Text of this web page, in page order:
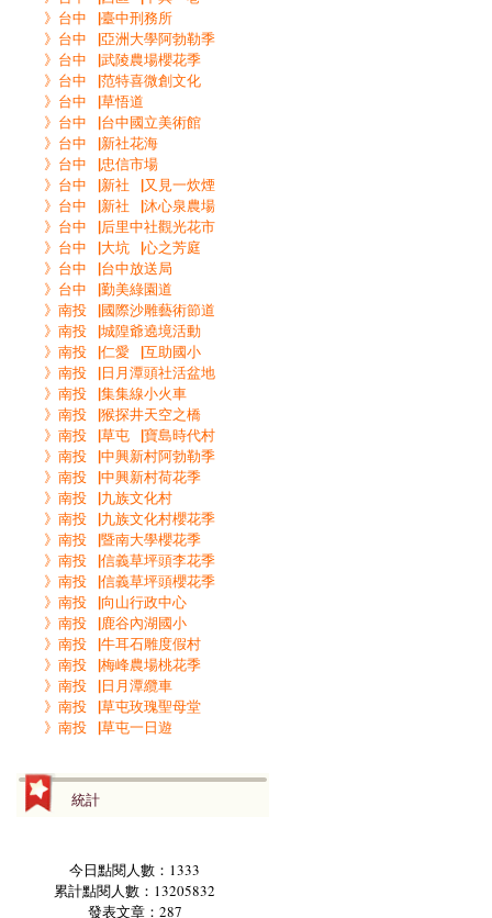
》台中▕臺中刑務所
》台中▕亞洲大學阿勃勒季
》台中▕武陵農場櫻花季
》台中▕范特喜微創文化
》台中▕草悟道
》台中▕台中國立美術館
》台中▕新社花海
》台中▕忠信市場
》台中▕新社▕又見一炊煙
》台中▕新社▕沐心泉農場
》台中▕后里中社觀光花市
》台中▕大坑▕心之芳庭
》台中▕台中放送局
》台中▕勤美綠園道
》南投▕國際沙雕藝術節道
》南投▕城隍爺遶境活動
》南投▕仁愛▕互助國小
》南投▕日月潭頭社活盆地
》南投▕集集線小火車
》南投▕猴探井天空之橋
》南投▕草屯▕寶島時代村
》南投▕中興新村阿勃勒季
》南投▕中興新村荷花季
》南投▕九族文化村
》南投▕九族文化村櫻花季
》南投▕暨南大學櫻花季
》南投▕信義草坪頭李花季
》南投▕信義草坪頭櫻花季
》南投▕向山行政中心
》南投▕鹿谷內湖國小
》南投▕牛耳石雕度假村
》南投▕梅峰農場桃花季
》南投▕日月潭纜車
》南投▕草屯玫瑰聖母堂
》南投▕草屯一日遊
統計
今日點閱人數：1333
累計點閱人數：13205832
發表文章：287